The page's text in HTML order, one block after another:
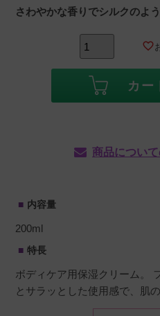
さわやかな香りでシルクのよ
カー
商品につい
内容量
200ml
特長
ボディケア用保湿クリーム。
とサラッとした使用感で、肌